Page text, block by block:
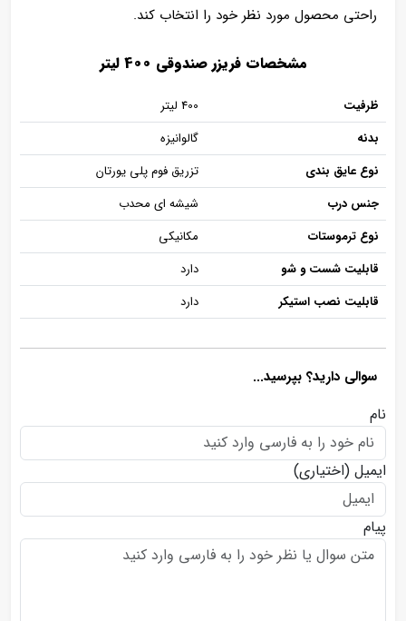
راحتی محصول مورد نظر خود را انتخاب کند.
مشخصات فریزر صندوقی 400 لیتر
ظرفیت
400 لیتر
بدنه
گالوانیزه
نوع عایق بندی
تزریق فوم پلی یورتان
جنس درب
شیشه ای محدب
نوع ترموستات
مکانیکی
قابلیت شست و شو
دارد
قابلیت نصب استیکر
دارد
سوالی دارید؟ بپرسید...
نام
ایمیل (اختیاری)
پیام